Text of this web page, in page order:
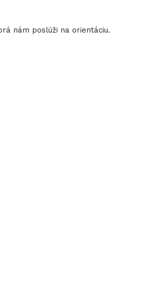
nám poslúži na orientáciu.